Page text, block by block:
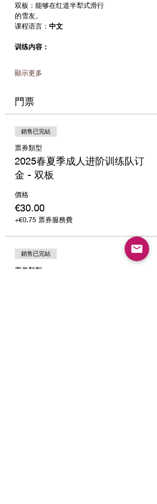
双板：能够在红道半犁式滑行
的雪友。
课程语言： 中文
训练内容：
顯示更多
門票
銷售已完結
票券類型
2025春夏季成人进阶训练队订
金 - 双板
價格
€30.00
+€0.75 票券服務費
銷售已完結
票券類型